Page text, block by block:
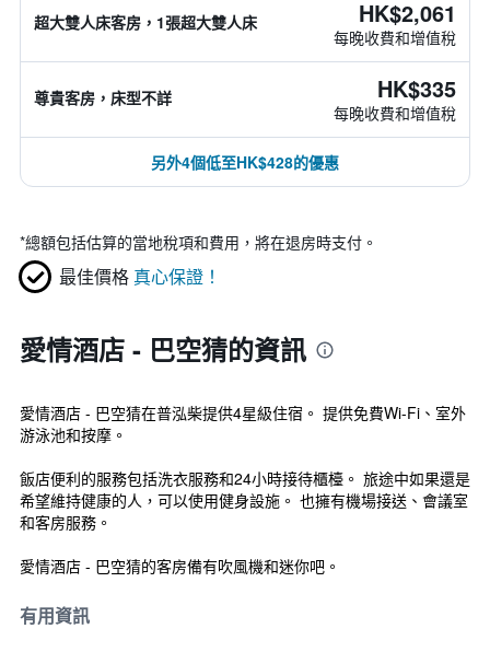
超大雙人床客房，1張超大雙人床 HK$2,061
每晚收費和增值稅
尊貴客房，床型不詳 HK$335
每晚收費和增值稅
另外4個低至HK$428的優惠
*總額包括估算的當地稅項和費用，將在退房時支付。
最佳價格 真心保證！
愛情酒店 - 巴空猜的資訊
愛情酒店 - 巴空猜在普泓柴提供4星級住宿。 提供免費Wi-Fi、室外
游泳池和按摩。
飯店便利的服務包括洗衣服務和24小時接待櫃檯。 旅途中如果還是
希望維持健康的人，可以使用健身設施。 也擁有機場接送、會議室
和客房服務。
愛情酒店 - 巴空猜的客房備有吹風機和迷你吧。
有用資訊